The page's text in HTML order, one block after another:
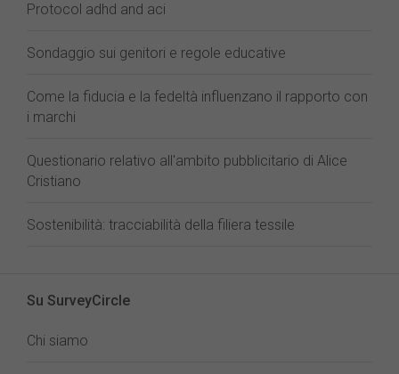
Protocol adhd and aci
Sondaggio sui genitori e regole educative
Come la fiducia e la fedeltà influenzano il rapporto con
i marchi
Questionario relativo all'ambito pubblicitario di Alice
Cristiano
Sostenibilità: tracciabilità della filiera tessile
Su SurveyCircle
Chi siamo